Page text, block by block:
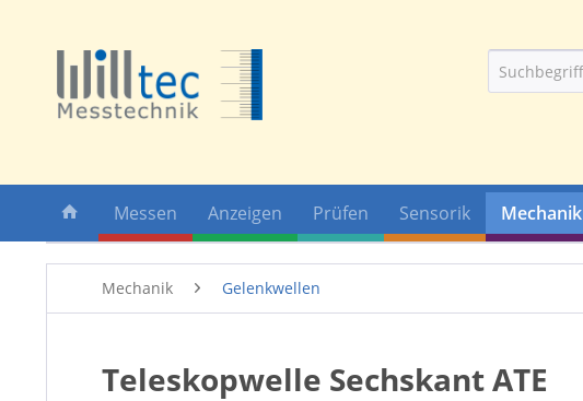
Messen Anzeigen Prüfen Sensorik Mechanik
Mechanik Gelenkwellen
Teleskopwelle Sechskant ATE